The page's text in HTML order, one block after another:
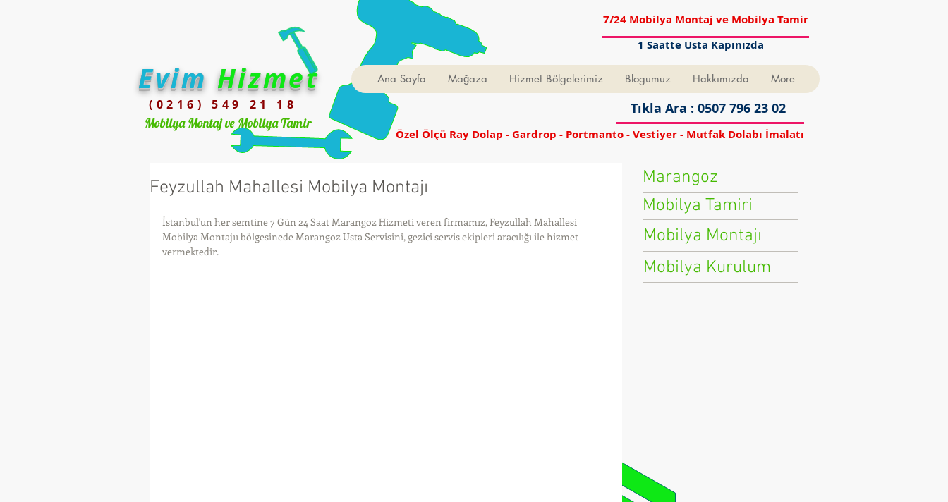
EvimHizmet
(0216) 549 21 18
Mobilya Montaj ve Mobilya Tamir
7/24 Mobilya Montaj ve Mobilya Tamir
1 Saatte Usta Kapınızda
Ana Sayfa Mağaza Hizmet Bölgelerimiz Blogumuz Hakkımızda More
Tıkla Ara : 0507 796 23 02
Özel Ölçü Ray Dolap - Gardrop - Portmanto - Vestiyer - Mutfak Dolabı İmalatı
Feyzullah Mahallesi Mobilya Montajı
İstanbul'un her semtine 7 Gün 24 Saat Marangoz Hizmeti veren firmamız, Feyzullah Mahallesi
Mobilya Montajıı bölgesinede Marangoz Usta Servisini, gezici servis ekipleri aracılığı ile hizmet
vermektedir.
Marangoz
Mobilya Tamiri
Mobilya Montajı
Mobilya Kurulum